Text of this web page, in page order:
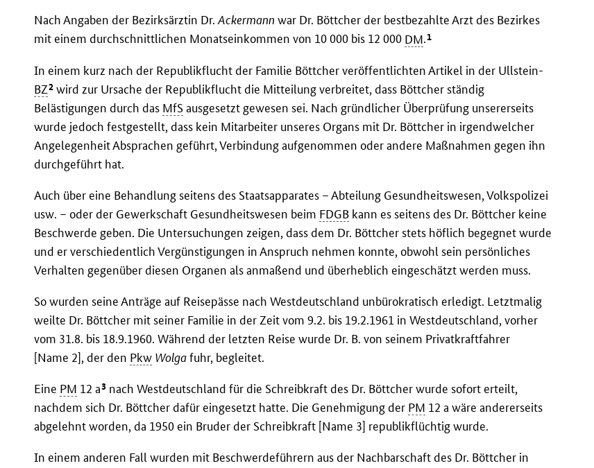
Nach Angaben der Bezirksärztin Dr.Ackermann war Dr. Böttcher der bestbezahlte Arzt des Bezirkes
mit einem durchschnittlichen Monatseinkommen von 10 000 bis 12 000 DM.1
In einem kurz nach der Republikflucht der Familie Böttcher veröffentlichten Artikel in der Ullstein-
BZ2 wird zur Ursache der Republikflucht die Mitteilung verbreitet, dass Böttcher ständig
Belästigungen durch das MfSausgesetzt gewesen sei. Nach gründlicher Überprüfung unsererseits
wurde jedoch festgestellt, dass kein Mitarbeiter unseres Organs mit Dr. Böttcher in irgendwelcher
Angelegenheit Absprachen geführt, Verbindung aufgenommen oder andere Maßnahmen gegen ihn
durchgeführt hat.
Auch über eine Behandlung seitens des Staatsapparates – Abteilung Gesundheitswesen, Volkspolizei
usw. – oder der Gewerkschaft Gesundheitswesen beim FDGB kann es seitens des Dr. Böttcher keine
Beschwerde geben. Die Untersuchungen zeigen, dass dem Dr. Böttcher stets höflich begegnet wurde
und er verschiedentlich Vergünstigungen in Anspruch nehmen konnte, obwohl sein persönliches
Verhalten gegenüber diesen Organen als anmaßend und überheblich eingeschätzt werden muss.
So wurden seine Anträge auf Reisepässe nach Westdeutschland unbürokratisch erledigt. Letztmalig
weilte Dr. Böttcher mit seiner Familie in der Zeit vom 9.2. bis 19.2.1961 in Westdeutschland, vorher
vom 31.8. bis 18.9.1960. Während der letzten Reise wurde Dr. B. von seinem Privatkraftfahrer
[Name 2], der den Pkw Wolgafuhr, begleitet.
Eine PM 12 a3 nach Westdeutschland für die Schreibkraft des Dr. Böttcher wurde sofort erteilt,
nachdem sich Dr. Böttcher dafür eingesetzt hatte. Die Genehmigung der PM 12 a wäre andererseits
abgelehnt worden, da 1950 ein Bruder der Schreibkraft [Name 3] republikflüchtig wurde.
In einem anderen Fall wurden mit Beschwerdeführern aus der Nachbarschaft des Dr. Böttcher in